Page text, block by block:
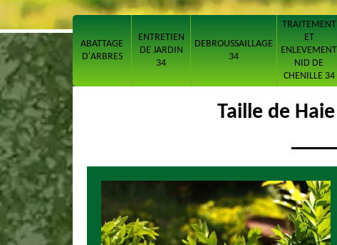
ABATTAGE
D'ARBRES
ENTRETIEN
DE JARDIN
34
DEBROUSSAILLAGE
34
TRAITEMENT
ET
ENLEVEMENT
NID DE
CHENILLE 34
Taille de